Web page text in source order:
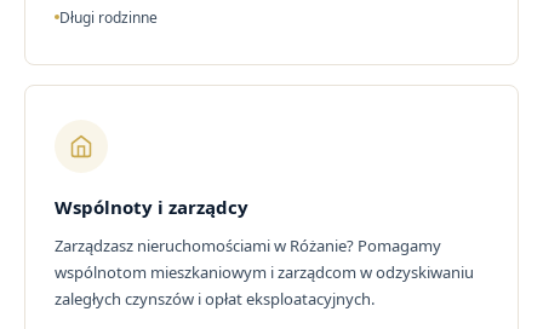
Długi rodzinne
Wspólnoty i zarządcy
Zarządzasz nieruchomościami w Różanie? Pomagamy
wspólnotom mieszkaniowym i zarządcom w odzyskiwaniu
zaległych czynszów i opłat eksploatacyjnych.